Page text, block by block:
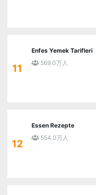
11
Enfes Yemek Tarifleri
569.0万人
12
Essen Rezepte
554.0万人